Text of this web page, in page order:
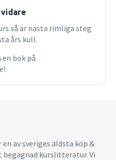
så är nästa rimliga steg
års kull.
bok på
av sveriges äldsta köp &
kurslitteratur. Vi